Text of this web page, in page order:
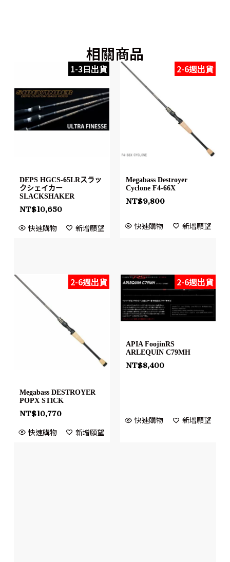
相關商品
1-3日出貨
DEPS HGCS-65LRスラッ
クシェイカー
SLACKSHAKER
NT$10,650
快速購物 新增願望
2-6週出貨
Megabass Destroyer
Cyclone F4-66X
NT$9,800
快速購物 新增願望
2-6週出貨
Megabass DESTROYER
POPX STICK
NT$10,770
快速購物 新增願望
2-6週出貨
APIA FoojinRS
ARLEQUIN C79MH
NT$8,400
快速購物 新增願望